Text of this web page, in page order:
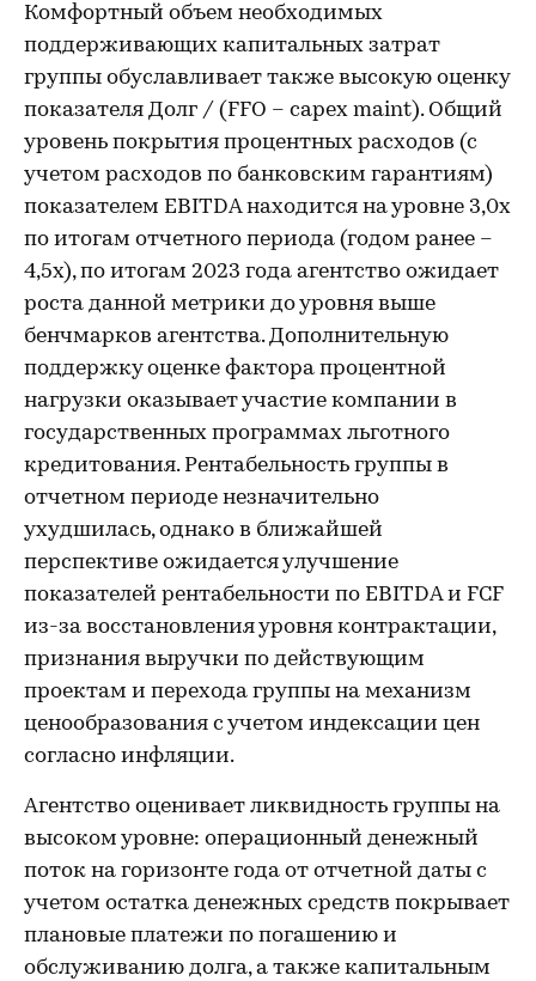
Комфортный объем необходимых
поддерживающих капитальных затрат
группы обуславливает также высокую оценку
показателя Долг / (FFO – capex maint). Общий
уровень покрытия процентных расходов (с
учетом расходов по банковским гарантиям)
показателем EBITDA находится на уровне 3,0х
по итогам отчетного периода (годом ранее –
4,5х), по итогам 2023 года агентство ожидает
роста данной метрики до уровня выше
бенчмарков агентства. Дополнительную
поддержку оценке фактора процентной
нагрузки оказывает участие компании в
государственных программах льготного
кредитования. Рентабельность группы в
отчетном периоде незначительно
ухудшилась, однако в ближайшей
перспективе ожидается улучшение
показателей рентабельности по EBITDA и FCF
из-за восстановления уровня контрактации,
признания выручки по действующим
проектам и перехода группы на механизм
ценообразования с учетом индексации цен
согласно инфляции.
Агентство оценивает ликвидность группы на
высоком уровне: операционный денежный
поток на горизонте года от отчетной даты с
учетом остатка денежных средств покрывает
плановые платежи по погашению и
обслуживанию долга, а также капитальным